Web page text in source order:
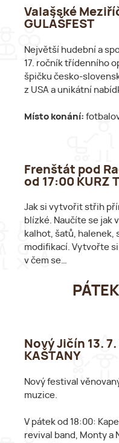
Valašské
GULÁŠFEST
Největší hudební a
17. ročník třídenního
špičku česko-
z USA a unikátní
Místo konání:
Frenštát pod
od 17:00 KURZ
Jak si vytvořit střih
blízké. Naučíte se jak
kalhot, šatů, halenek,
modifikací. Vytvořte
v čem se…
Nový Jičín 13. 7.
KAŠTANY
Nový festival
muzice.
V pátek od 18:00:
revival band, Monty a